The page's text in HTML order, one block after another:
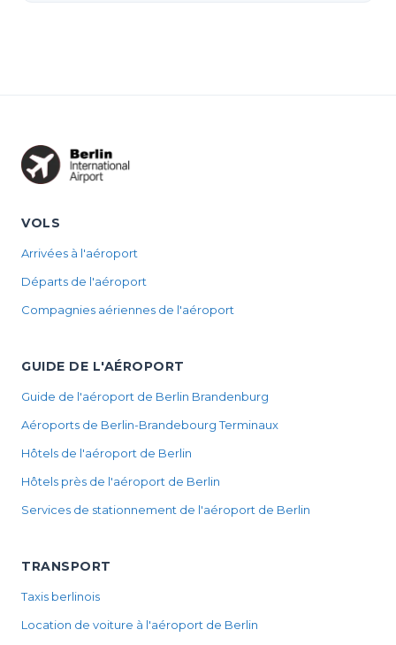
VOLS
Arrivées à l'aéroport
Départs de l'aéroport
Compagnies aériennes de l'aéroport
GUIDE DE L'AÉROPORT
Guide de l'aéroport de Berlin Brandenburg
Aéroports de Berlin-Brandebourg Terminaux
Hôtels de l'aéroport de Berlin
Hôtels près de l'aéroport de Berlin
Services de stationnement de l'aéroport de Berlin
TRANSPORT
Taxis berlinois
Location de voiture à l'aéroport de Berlin